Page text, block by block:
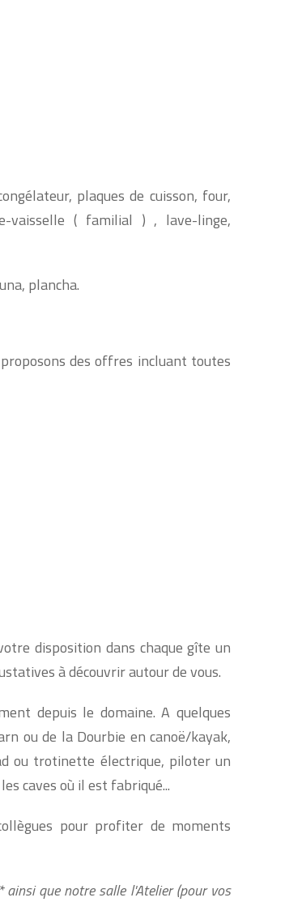
plaques de cuisson, four,
vaisselle ( familial ) , lave-linge,
plancha.
des offres incluant toutes
disposition dans chaque gîte un
à découvrir autour de vous.
depuis le domaine. A quelques
ou de la Dourbie en canoë/kayak,
ou trotinette électrique, piloter un
caves où il est fabriqué...
pour profiter de moments
que notre salle l'Atelier (pour vos